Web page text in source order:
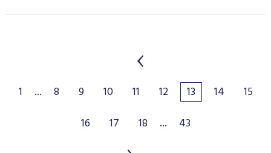
1 ... 8 9 10 11 12 13 14
15
16
17 18 ... 43